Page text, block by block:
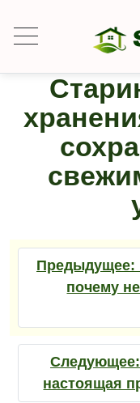
Предыдущее:
почему
Следующее:
настоящая